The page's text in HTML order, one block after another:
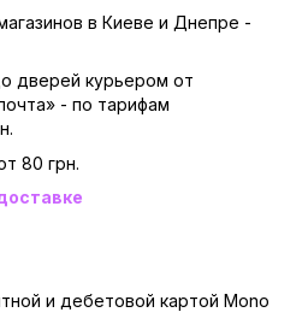
в Киеве и Днепре -
дверей курьером от
- по тарифам
80 грн.
и дебетовой картой Mono